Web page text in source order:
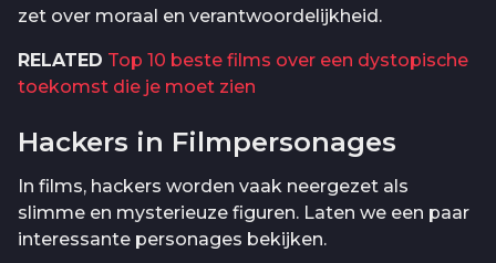
zet over moraal en verantwoordelijkheid.
RELATED Top 10 beste films over een dystopische
toekomst die je moet zien
Hackers in Filmpersonages
In films, hackers worden vaak neergezet als
slimme en mysterieuze figuren. Laten we een paar
interessante personages bekijken.